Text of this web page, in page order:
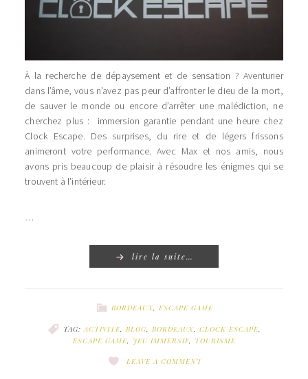
À la recherche de dépaysement et de sensation ? Aventurier
dans l’âme, vous n’avez pas peur d’affronter le dieu de la mort,
de sauver le monde ou encore d’arrêter une malédiction, ne
cherchez plus : immersion garantie pendant une heure chez
Clock Escape. Des surprises, du rire et de légers frissons
animeront votre performance. Avec Max et nos amis, nous
avons pris beaucoup de plaisir à résoudre les énigmes qui se
trouvent à l’intérieur.
…
lire la suite…
BORDEAUX, ESCAPE GAME
TAG:ACTIVITE, BLOG, BORDEAUX, CLOCK ESCAPE,
ESCAPE GAME, JEU IMMERSIF, TOURISME
LEAVE A COMMENT